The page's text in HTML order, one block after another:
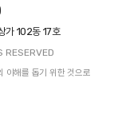
가 102동 17호
RESERVED
이해를 돕기 위한 것으로